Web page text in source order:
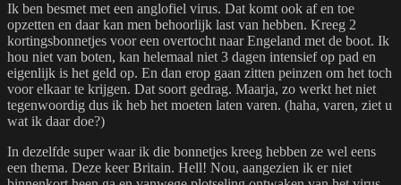
Ik ben besmet met een anglofiel virus. Dat komt ook af en toe
opzetten en daar kan men behoorlijk last van hebben. Kreeg 2
kortingsbonnetjes voor een overtocht naar Engeland met de boot. Ik
hou niet van boten, kan helemaal niet 3 dagen intensief op pad en
eigenlijk is het geld op. En dan erop gaan zitten peinzen om het toch
voor elkaar te krijgen. Dat soort gedrag. Maarja, zo werkt het niet
tegenwoordig dus ik heb het moeten laten varen. (haha, varen, ziet u
wat ik daar doe?)
In dezelfde super waar ik die bonnetjes kreeg hebben ze wel eens
een thema. Deze keer Britain. Hell! Nou, aangezien ik er niet